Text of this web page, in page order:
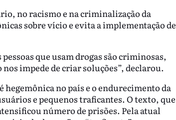
no racismo e na criminalização da
sobre vício e evita a implementação de
que usam drogas são criminosas,
impede de criar soluções”, declarou.
hegemônica no país e o endurecimento da
e pequenos traficantes. O texto, que
número de prisões. Pela atual